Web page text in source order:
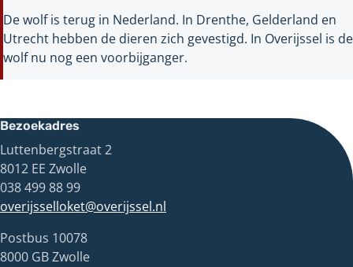
De wolf is terug in Nederland. In Drenthe, Gelderland en
Utrecht hebben de dieren zich gevestigd. In Overijssel is de
wolf nu nog een voorbijganger.
Bezoekadres
Luttenbergstraat 2
8012 EE Zwolle
038 499 88 99
overijsselloket@overijssel.nl
Postbus 10078
8000 GB Zwolle